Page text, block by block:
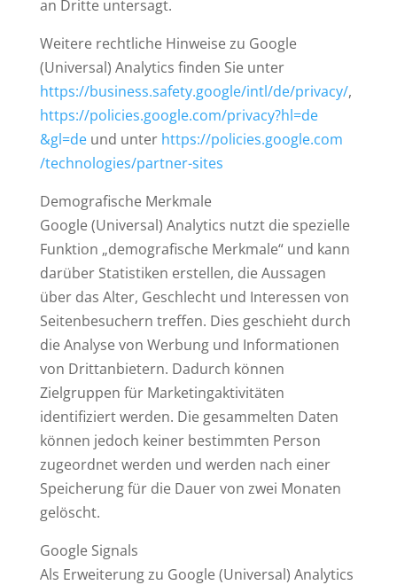
an Dritte untersagt.
Weitere rechtliche Hinweise zu Google
(Universal) Analytics finden Sie unter
https://business.safety.google/intl/de/privacy/,
https://policies.google.com/privacy?hl=de
&gl=deund unter https://policies.google.com
/technologies/partner-sites
Demografische Merkmale
Google (Universal) Analytics nutzt die spezielle
Funktion „demografische Merkmale“ und kann
darüber Statistiken erstellen, die Aussagen
über das Alter, Geschlecht und Interessen von
Seitenbesuchern treffen. Dies geschieht durch
die Analyse von Werbung und Informationen
von Drittanbietern. Dadurch können
Zielgruppen für Marketingaktivitäten
identifiziert werden. Die gesammelten Daten
können jedoch keiner bestimmten Person
zugeordnet werden und werden nach einer
Speicherung für die Dauer von zwei Monaten
gelöscht.
Google Signals
Als Erweiterung zu Google (Universal) Analytics